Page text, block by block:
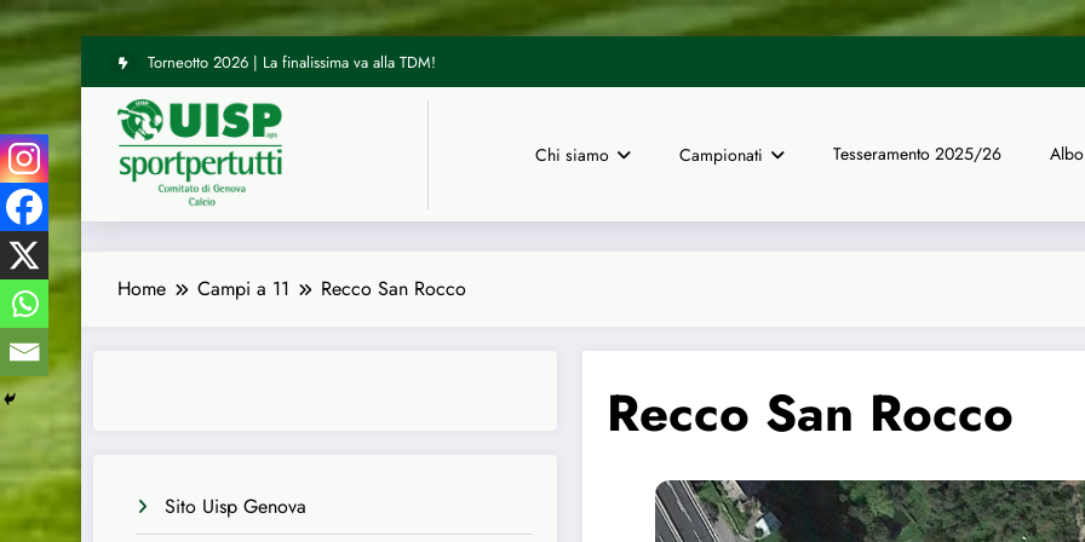
Vai
al
contenuto
Torneotto 2026 | La finalissima va alla TDM! UISP Genova | Tre arbitri
Chi siamo Campionati Tesseramento 2025/26
Home Campi a 11 Recco San Rocco
Sito Uisp Genova
Recco San Rocco